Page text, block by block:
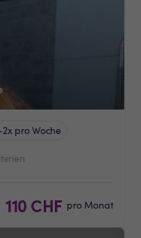
2x pro Woche
110 CHF pro Monat